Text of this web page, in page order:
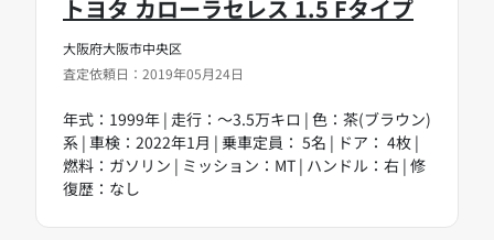
大阪府大阪市中央区
査定依頼日：2019年05月24日
トヨタ カローラセレス 1.5 Fタイプ
年式：1999年 | 走行：～3.5万キロ | 色：茶(ブラウン)
系 | 車検：2022年1月 | 乗車定員： 5名 | ドア： 4枚 |
燃料：ガソリン | ミッション：MT | ハンドル：右 | 修
復歴：なし